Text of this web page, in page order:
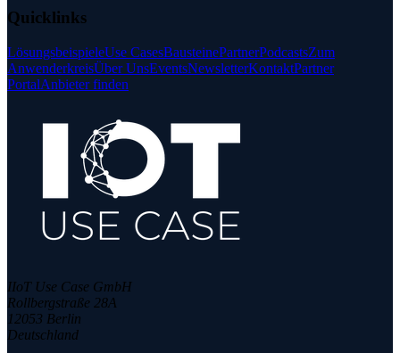
Quicklinks
LösungsbeispieleUse CasesBausteinePartnerPodcastsZum
AnwenderkreisÜber UnsEventsNewsletterKontaktPartner
PortalAnbieter finden
IIoT Use Case GmbH
Rollbergstraße 28A
12053 Berlin
Deutschland